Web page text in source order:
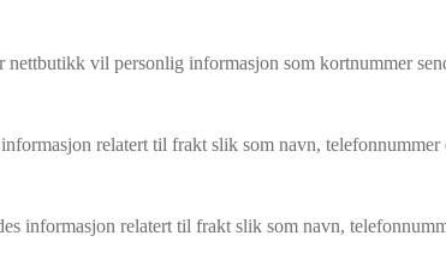
nettbutikk vil personlig informasjon som kortnummer
relatert til frakt slik som navn, telefonnummer
informasjon relatert til frakt slik som navn,